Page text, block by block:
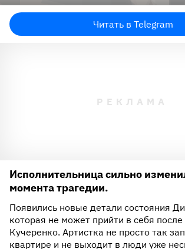
Читать в Telegram
Исполнительница сильно
момента трагедии.
Появились новые детали состояния
которая не может прийти в себя
Кучеренко. Артистка не просто так
квартире и не выходит в люди уже